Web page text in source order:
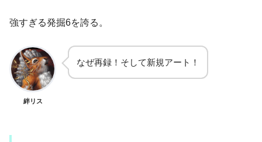
強すぎる発掘6を誇る。
絆リス
なぜ再録！そして新規アート！